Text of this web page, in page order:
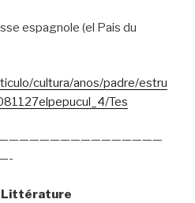
espagnole (el Pais du
cultura/anos/padre/estru
Tes
Littérature